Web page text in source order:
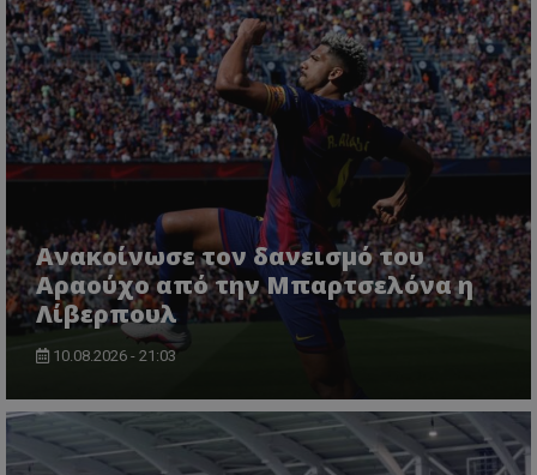
Ανακοίνωσε τον δανεισμό του
Αραούχο από την Μπαρτσελόνα η
Λίβερπουλ
10.08.2026 - 21:03